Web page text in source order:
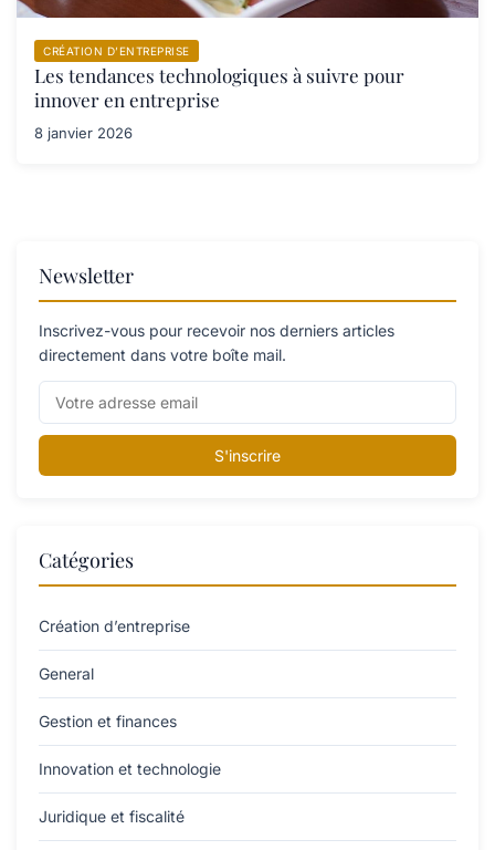
CRÉATION D’ENTREPRISE
Les tendances technologiques à suivre pour
innover en entreprise
8 janvier 2026
Newsletter
Inscrivez-vous pour recevoir nos derniers articles
directement dans votre boîte mail.
S'inscrire
Catégories
Création d’entreprise
General
Gestion et finances
Innovation et technologie
Juridique et fiscalité